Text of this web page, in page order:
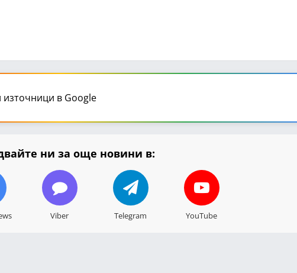
в Google
ни за още новини в:
Viber Telegram YouTube